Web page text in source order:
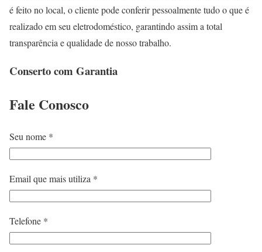
é feito no local, o cliente pode conferir pessoalmente tudo o que é
realizado em seu eletrodoméstico, garantindo assim a total
transparência e qualidade de nosso trabalho.
Conserto com Garantia
Fale Conosco
Seu nome *
Email que mais utiliza *
Telefone *